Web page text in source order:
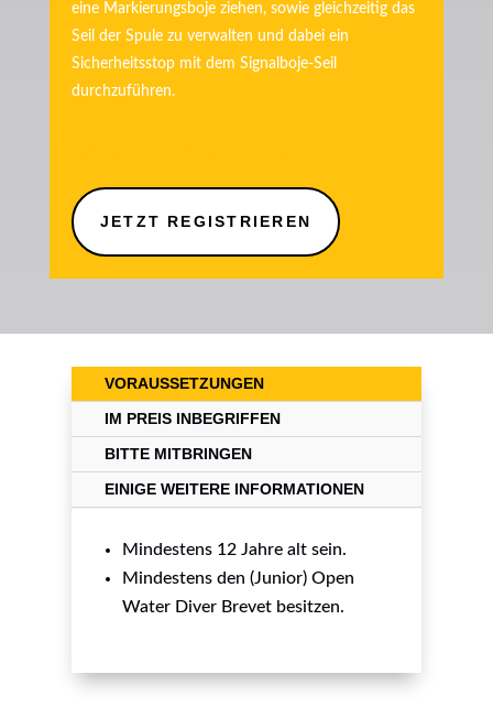
eine Markierungsboje ziehen, sowie gleichzeitig das
Seil der Spule zu verwalten und dabei ein
Sicherheitsstop mit dem Signalboje-Seil
durchzuführen.
JETZT REGISTRIEREN
VORAUSSETZUNGEN
IM PREIS INBEGRIFFEN
BITTE MITBRINGEN
EINIGE WEITERE INFORMATIONEN
Mindestens 12 Jahre alt sein.
Mindestens den (Junior) Open
Water Diver Brevet besitzen.